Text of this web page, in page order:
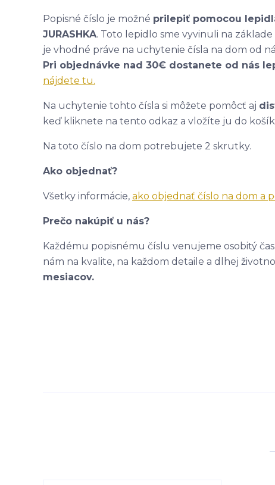
Popisné číslo je možné prilepiť pomocou
JURASHKA. Toto lepidlo sme vyvinuli na
je vhodné práve na uchytenie čísla na dom od
Pri objednávke nad 30€ dostanete od nás
nájdete tu.
Na uchytenie tohto čísla si môžete pomôcť aj
keď kliknete na tento odkaz a vložíte ju do
Na toto číslo na dom potrebujete 2 skrutky.
Ako objednať?
Všetky informácie, ako objednať číslo na dom a
Prečo nakúpiť u nás?
Každému popisnému číslu venujeme osobitý
nám na kvalite, na každom detaile a dlhej
mesiacov.